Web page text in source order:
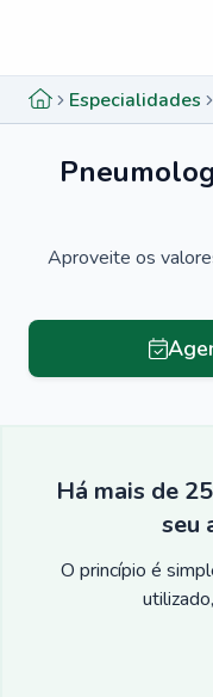
Especialidades
Aproveite os
Há mais de
seu
O princípio é